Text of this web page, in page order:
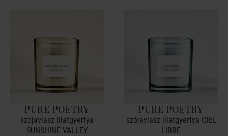
PURE POETRY
szójaviasz illatgyertya
SUNSHINE VALLEY
PURE POETRY
szójaviasz illatgyertya CIEL
LIBRE